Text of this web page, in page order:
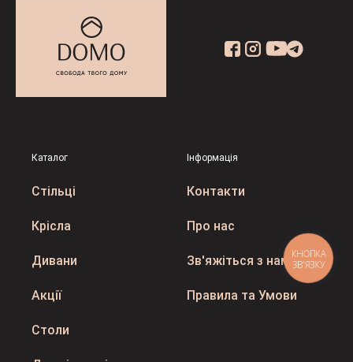
Каталог
Стільці
Крісла
Дивани
Акції
Столи
Інформація
Контакти
Про нас
Зв'яжіться з нами
Правила та Умови
КНОПКА
ЗВ'ЯЗКУ